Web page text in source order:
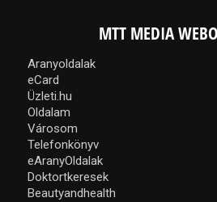
MTT MEDIA
Aranyoldalak
eCard
Üzleti.hu
Oldalam
Városom
Telefonkönyv
eAranyOldalak
Doktortkeresek
Beautyandhealth